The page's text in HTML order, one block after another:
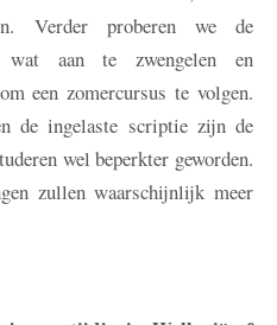
Verder proberen we de
wat aan te zwengelen en
een zomercursus te volgen.
de ingelaste scriptie zijn de
wel beperkter geworden.
zullen waarschijnlijk meer